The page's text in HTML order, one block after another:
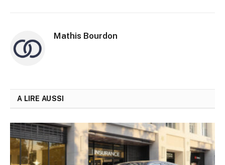
Mathis Bourdon
A LIRE AUSSI